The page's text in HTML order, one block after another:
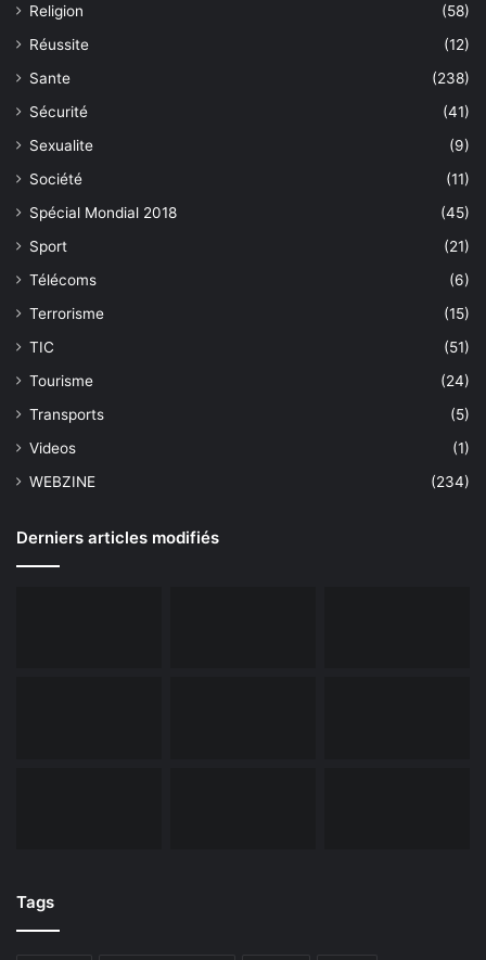
Religion
(58)
Réussite
(12)
Sante
(238)
Sécurité
(41)
Sexualite
(9)
Société
(11)
Spécial Mondial 2018
(45)
Sport
(21)
Télécoms
(6)
Terrorisme
(15)
TIC
(51)
Tourisme
(24)
Transports
(5)
Videos
(1)
WEBZINE
(234)
Derniers articles modifiés
Tags